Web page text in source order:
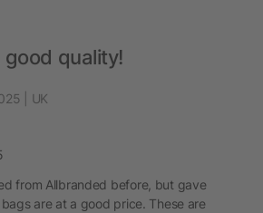
quality!
| UK
from Allbranded before, but gave
are at a good price. These are